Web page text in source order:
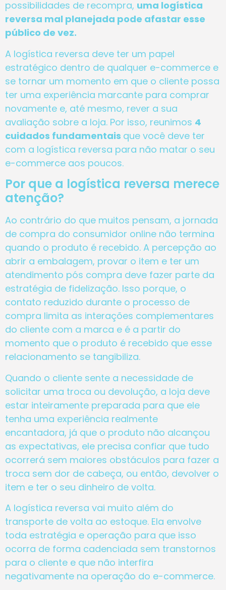
possibilidades de recompra, uma logística
reversa mal planejada pode afastar esse
público de vez.
A logística reversa deve ter um papel
estratégico dentro de qualquer e-commerce e
se tornar um momento em que o cliente possa
ter uma experiência marcante para comprar
novamente e, até mesmo, rever a sua
avaliação sobre a loja. Por isso, reunimos 4
cuidados fundamentais que você deve ter
com a logística reversa para não matar o seu
e-commerce aos poucos.
Por que a logística reversa merece
atenção?
Ao contrário do que muitos pensam, a jornada
de compra do consumidor online não termina
quando o produto é recebido. A percepção ao
abrir a embalagem, provar o item e ter um
atendimento pós compra deve fazer parte da
estratégia de fidelização. Isso porque, o
contato reduzido durante o processo de
compra limita as interações complementares
do cliente com a marca e é a partir do
momento que o produto é recebido que esse
relacionamento se tangibiliza.
Quando o cliente sente a necessidade de
solicitar uma troca ou devolução, a loja deve
estar inteiramente preparada para que ele
tenha uma experiência realmente
encantadora, já que o produto não alcançou
as expectativas, ele precisa confiar que tudo
ocorrerá sem maiores obstáculos para fazer a
troca sem dor de cabeça, ou então, devolver o
item e ter o seu dinheiro de volta.
A logística reversa vai muito além do
transporte de volta ao estoque. Ela envolve
toda estratégia e operação para que isso
ocorra de forma cadenciada sem transtornos
para o cliente e que não interfira
negativamente na operação do e-commerce.